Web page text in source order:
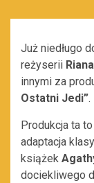
Już niedługo
reżyserii Riana
innymi za
Ostatni Jedi”.
Produkcja ta
adaptacja
książek
dociekliwego